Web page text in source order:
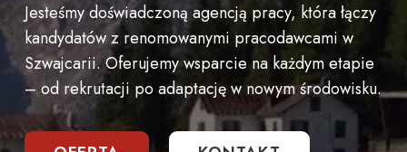
Jesteśmydoświadczoną agencją pracy, którałączy
kandydatówzrenomowanymi pracodawcami w
Szwajcarii.Oferujemywsparciena każdymetapie
–od rekrutacji poadaptacjęwnowymśrodowisku.